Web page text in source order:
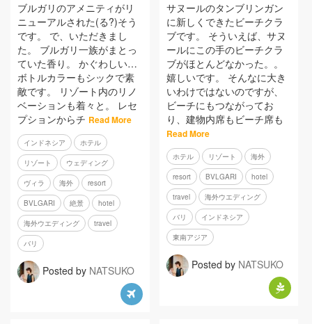
ブルガリのアメニティがリ
ニューアルされた(る?)そう
です。 で、いただきまし
た。 ブルガリ一族がまとっ
ていた香り。 かぐわしい…
ボトルカラーもシックで素
敵です。 リゾート内のリノ
ベーションも着々と。 レセ
プションからチ Read More
インドネシア ホテル
リゾート ウェディング
ヴィラ 海外 resort
BVLGARI 絶景 hotel
海外ウエディング travel
バリ
Posted by NATSUKO
サヌールのタンブリンガン
に新しくできたビーチクラ
ブです。 そういえば、サヌ
ールにこの手のビーチクラ
ブがほとんどなかった。。
嬉しいです。 そんなに大き
いわけではないのですが、
ビーチにもつながってお
り、建物内席もビーチ席も
Read More
ホテル リゾート 海外
resort BVLGARI hotel
travel 海外ウエディング
バリ インドネシア
東南アジア
Posted by NATSUKO